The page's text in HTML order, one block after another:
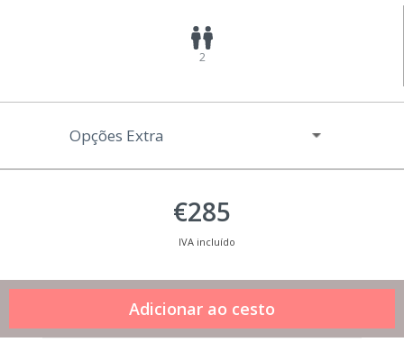
2
Opções Extra
€285
IVA incluído